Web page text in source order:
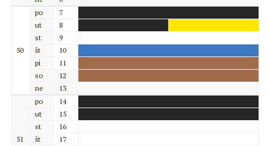
50
po
7
ut
8
st
9
št
10
pi
11
so
12
ne
13
51
po
14
ut
15
st
16
št
17